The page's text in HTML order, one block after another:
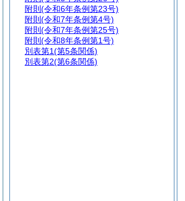
附則 (令和6年条例第23号)
附則 (令和7年条例第4号)
附則 (令和7年条例第25号)
附則 (令和8年条例第1号)
別表第1(第5条関係)
別表第2(第6条関係)